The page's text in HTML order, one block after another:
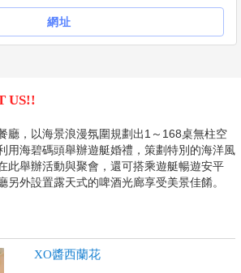
網址
US!!
廳，以海景浪漫氛圍規劃出1～168桌無柱空
用海碧碼頭舉辦遊艇婚禮，策劃特別的海洋風
此舉辦活動與聚會，還可搭乘遊艇暢遊安平
另外設置露天式的啤酒光廊享受美景佳餚。
XO醬西蘭花